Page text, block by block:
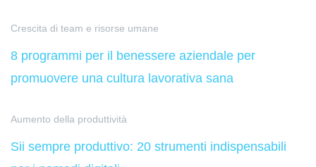
Crescita di team e risorse umane
8 programmi per il benessere aziendale per
promuovere una cultura lavorativa sana
Aumento della produttività
Sii sempre produttivo: 20 strumenti indispensabili